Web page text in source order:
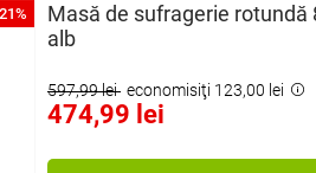
Masă de sufragerie rotundă
alb
597,99 lei economisiţi 123,00 lei
474,99 lei